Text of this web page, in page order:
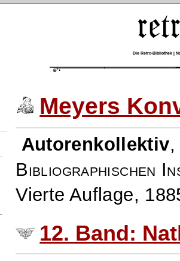
Die Retro-Bibliothek |
Meyers
Autorenkollektiv
Bibliographischen
Vierte Auflage,
12. Band: